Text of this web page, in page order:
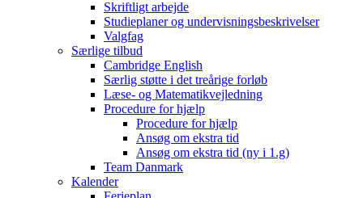
Skriftligt arbejde
Studieplaner og undervisningsbeskrivelser
Valgfag
Særlige tilbud
Cambridge English
Særlig støtte i det treårige forløb
Læse- og Matematikvejledning
Procedure for hjælp
Procedure for hjælp
Ansøg om ekstra tid
Ansøg om ekstra tid (ny i 1.g)
Team Danmark
Kalender